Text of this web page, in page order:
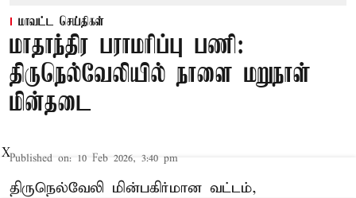
மாவட்ட செய்திகள்
மாதாந்திர பராமரிப்பு பணி:
திருநெல்வேலியில் நாளை மறுநாள்
மின்தடை
Published on: 10 Feb 2026, 3:40 pm
திருநெல்வேலி மின்பகிர்மான வட்டம்,
X